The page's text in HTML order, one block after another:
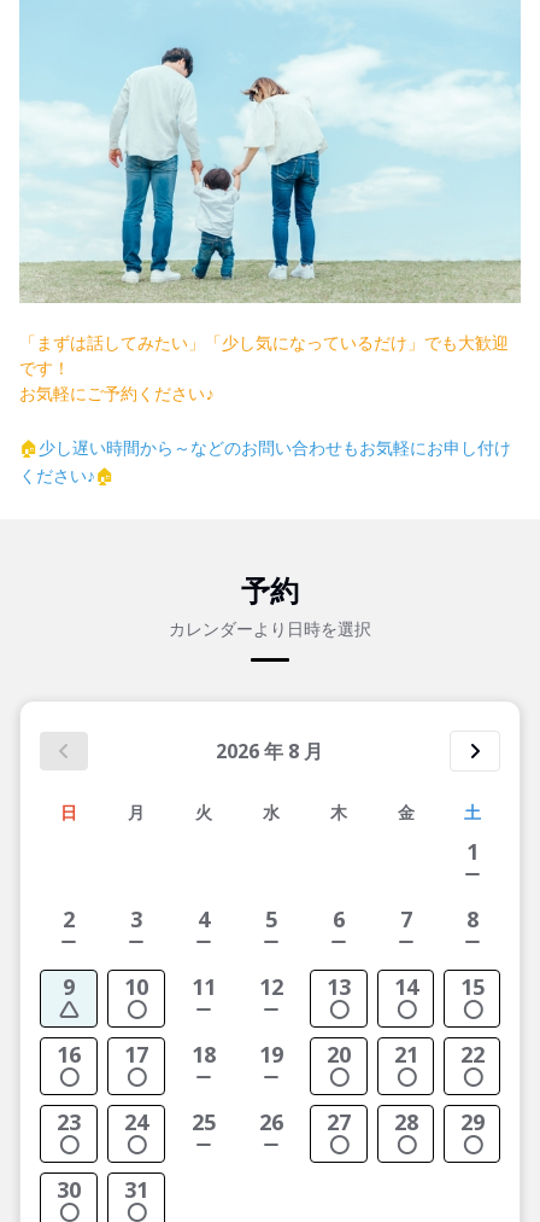
「まずは話してみたい」「少し気になっているだけ」でも大歓迎
です！
お気軽にご予約ください♪
🏠少し遅い時間から～などのお問い合わせもお気軽にお申し付け
ください♪🏠
予約
カレンダーより日時を選択
2026年 8 月
日 月 火 水 木 金 土
1
2 3 4 5 6 7 8
9 10 11 12 13 14 15
16 17 18 19 20 21 22
23 24 25 26 27 28 29
30 31